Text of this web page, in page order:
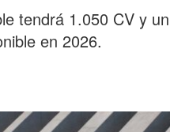
tendrá 1.050 CV y
en 2026.